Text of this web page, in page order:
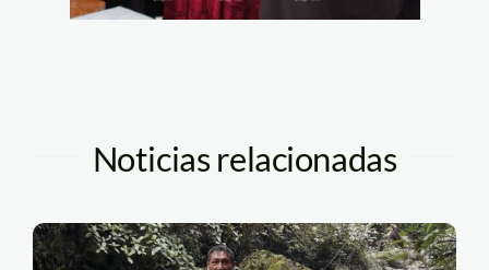
Noticias relacionadas